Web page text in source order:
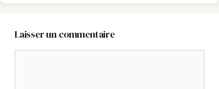
Laisser un commentaire